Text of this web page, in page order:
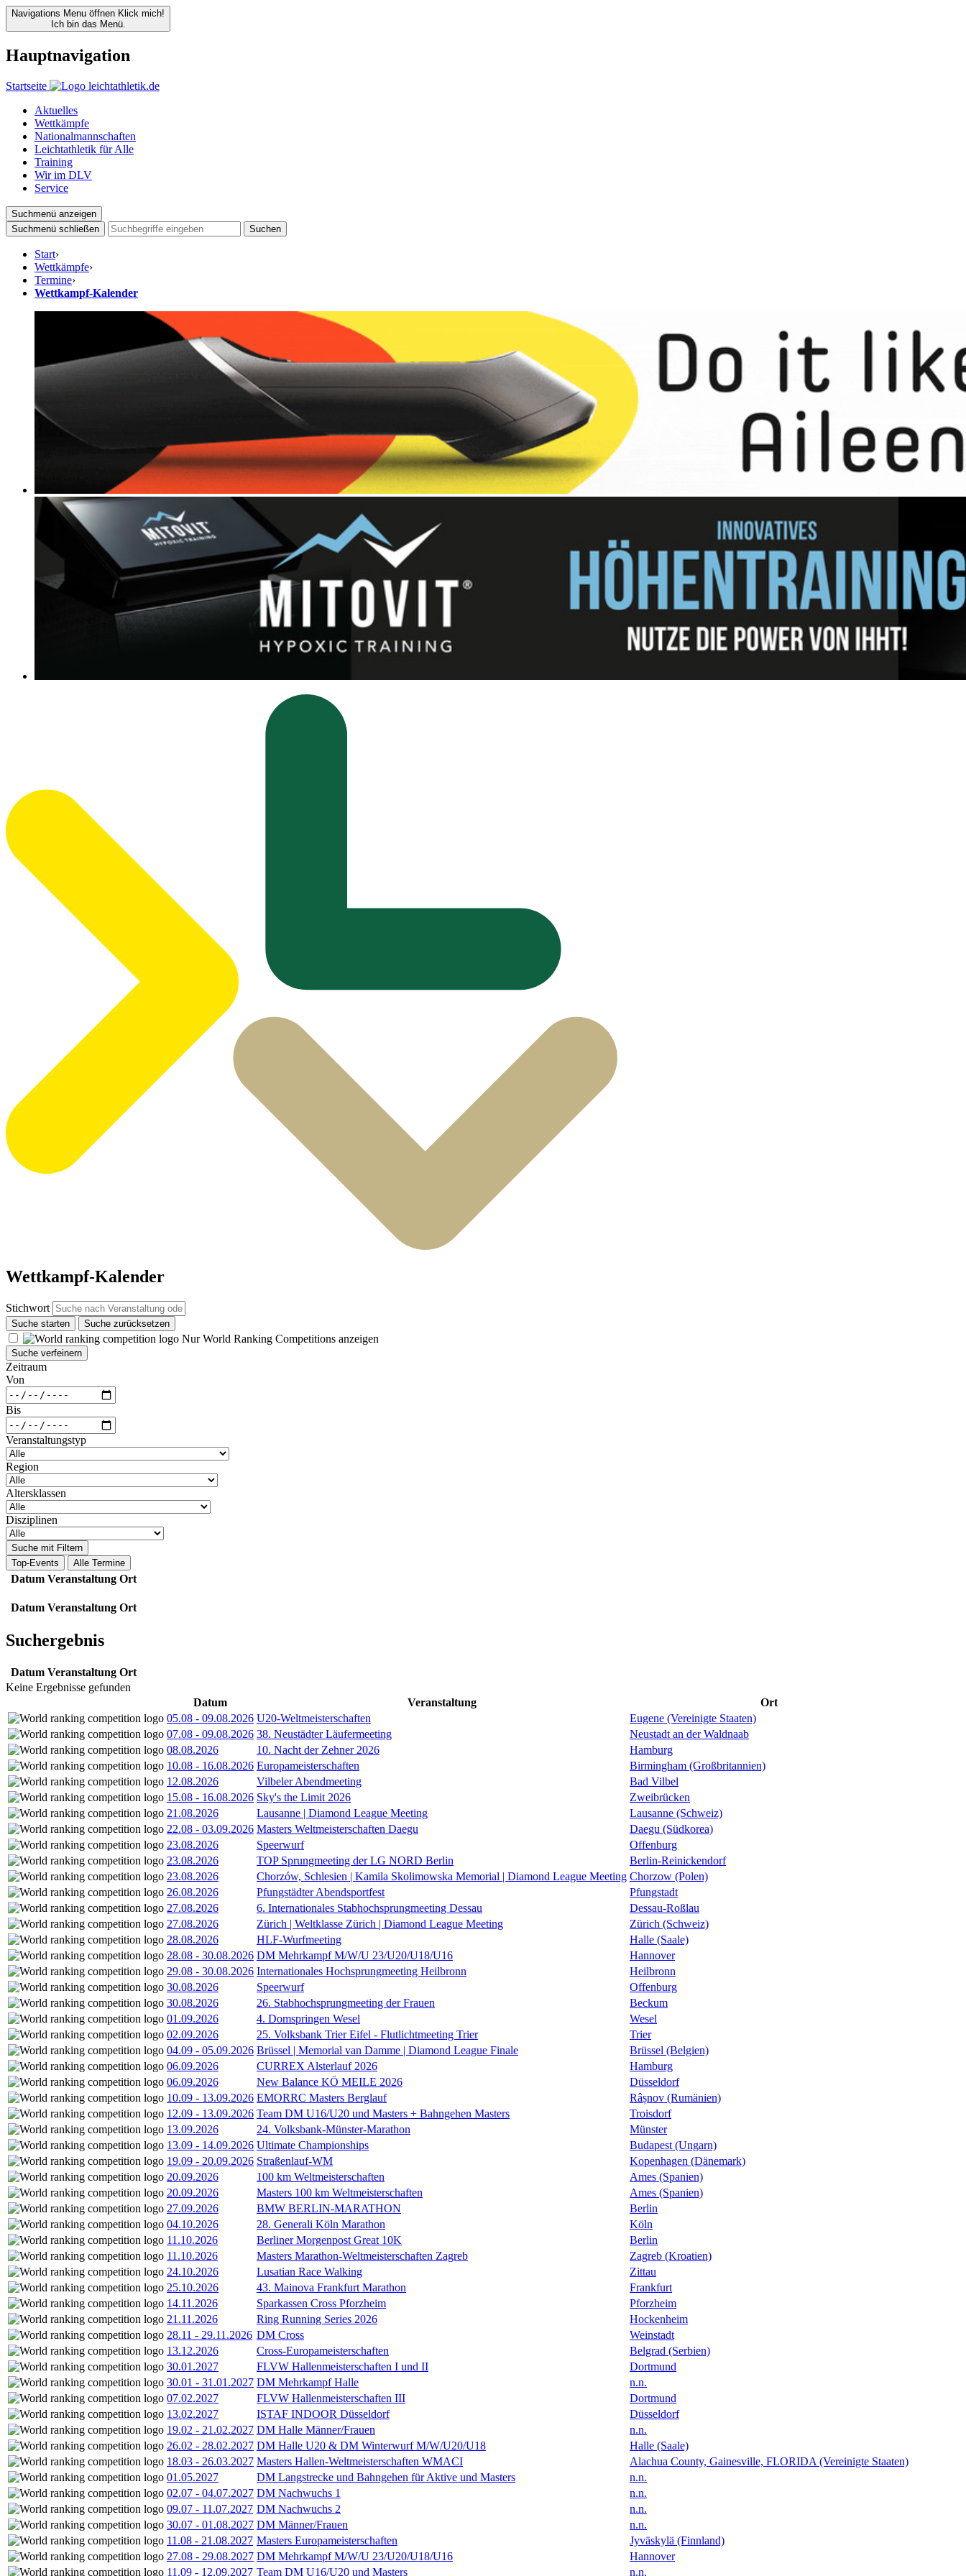
Navigations Menu öffnen Klick mich!
Ich bin das Menü.
Hauptnavigation
Startseite
Aktuelles
Wettkämpfe
Nationalmannschaften
Leichtathletik für Alle
Training
Wir im DLV
Service
Suchmenü anzeigen
Suchmenü schließen
Suchen
Start›
Wettkämpfe›
Termine›
Wettkampf-Kalender
Wettkampf-Kalender
Stichwort
Suche starten Suche zurücksetzen
Nur World Ranking Competitions anzeigen
Suche verfeinern
Zeitraum
Von
Bis
Veranstaltungstyp
Region
Altersklassen
Disziplinen
Suche mit Filtern
Top-Events
Alle Termine
Datum Veranstaltung Ort
Datum Veranstaltung Ort
Suchergebnis
Datum Veranstaltung Ort
Keine Ergebnisse gefunden
Datum
Veranstaltung
Ort
05.08 - 09.08.2026 U20-Weltmeisterschaften
Eugene (Vereinigte Staaten)
07.08 - 09.08.2026 38. Neustädter Läufermeeting
Neustadt an der Waldnaab
08.08.2026
10. Nacht der Zehner 2026
Hamburg
10.08 - 16.08.2026 Europameisterschaften
Birmingham (Großbritannien)
12.08.2026
Vilbeler Abendmeeting
Bad Vilbel
15.08 - 16.08.2026 Sky's the Limit 2026
Zweibrücken
21.08.2026
Lausanne | Diamond League Meeting
Lausanne (Schweiz)
22.08 - 03.09.2026 Masters Weltmeisterschaften Daegu
Daegu (Südkorea)
23.08.2026
Speerwurf
Offenburg
23.08.2026
TOP Sprungmeeting der LG NORD Berlin
Berlin-Reinickendorf
23.08.2026
Chorzów, Schlesien | Kamila Skolimowska Memorial | Diamond League Meeting Chorzow (Polen)
26.08.2026
Pfungstädter Abendsportfest
Pfungstadt
27.08.2026
6. Internationales Stabhochsprungmeeting Dessau
Dessau-Roßlau
27.08.2026
Zürich | Weltklasse Zürich | Diamond League Meeting
Zürich (Schweiz)
28.08.2026
HLF-Wurfmeeting
Halle (Saale)
28.08 - 30.08.2026 DM Mehrkampf M/W/U 23/U20/U18/U16
Hannover
29.08 - 30.08.2026 Internationales Hochsprungmeeting Heilbronn
Heilbronn
30.08.2026
Speerwurf
Offenburg
30.08.2026
26. Stabhochsprungmeeting der Frauen
Beckum
01.09.2026
4. Domspringen Wesel
Wesel
02.09.2026
25. Volksbank Trier Eifel - Flutlichtmeeting Trier
Trier
04.09 - 05.09.2026 Brüssel | Memorial van Damme | Diamond League Finale
Brüssel (Belgien)
06.09.2026
CURREX Alsterlauf 2026
Hamburg
06.09.2026
New Balance KÖ MEILE 2026
Düsseldorf
10.09 - 13.09.2026 EMORRC Masters Berglauf
Râșnov (Rumänien)
12.09 - 13.09.2026 Team DM U16/U20 und Masters + Bahngehen Masters
Troisdorf
13.09.2026
24. Volksbank-Münster-Marathon
Münster
13.09 - 14.09.2026 Ultimate Championships
Budapest (Ungarn)
19.09 - 20.09.2026 Straßenlauf-WM
Kopenhagen (Dänemark)
20.09.2026
100 km Weltmeisterschaften
Ames (Spanien)
20.09.2026
Masters 100 km Weltmeisterschaften
Ames (Spanien)
27.09.2026
BMW BERLIN-MARATHON
Berlin
04.10.2026
28. Generali Köln Marathon
Köln
11.10.2026
Berliner Morgenpost Great 10K
Berlin
11.10.2026
Masters Marathon-Weltmeisterschaften Zagreb
Zagreb (Kroatien)
24.10.2026
Lusatian Race Walking
Zittau
25.10.2026
43. Mainova Frankfurt Marathon
Frankfurt
14.11.2026
Sparkassen Cross Pforzheim
Pforzheim
21.11.2026
Ring Running Series 2026
Hockenheim
28.11 - 29.11.2026 DM Cross
Weinstadt
13.12.2026
Cross-Europameisterschaften
Belgrad (Serbien)
30.01.2027
FLVW Hallenmeisterschaften I und II
Dortmund
30.01 - 31.01.2027 DM Mehrkampf Halle
n.n.
07.02.2027
FLVW Hallenmeisterschaften III
Dortmund
13.02.2027
ISTAF INDOOR Düsseldorf
Düsseldorf
19.02 - 21.02.2027 DM Halle Männer/Frauen
n.n.
26.02 - 28.02.2027 DM Halle U20 & DM Winterwurf M/W/U20/U18
Halle (Saale)
18.03 - 26.03.2027 Masters Hallen-Weltmeisterschaften WMACI
Alachua County, Gainesville, FLORIDA (Vereinigte Staaten)
01.05.2027
DM Langstrecke und Bahngehen für Aktive und Masters
n.n.
02.07 - 04.07.2027 DM Nachwuchs 1
n.n.
09.07 - 11.07.2027 DM Nachwuchs 2
n.n.
30.07 - 01.08.2027 DM Männer/Frauen
n.n.
11.08 - 21.08.2027 Masters Europameisterschaften
Jyväskylä (Finnland)
27.08 - 29.08.2027 DM Mehrkampf M/W/U 23/U20/U18/U16
Hannover
11.09 - 12.09.2027 Team DM U16/U20 und Masters n.n.